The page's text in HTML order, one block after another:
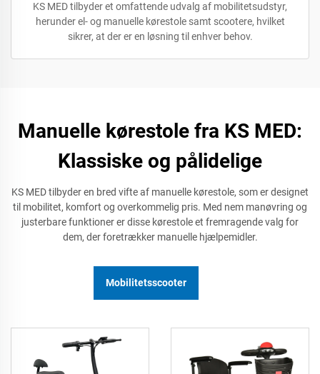
KS MED tilbyder et omfattende udvalg af mobilitetsudstyr,
herunder el- og manuelle kørestole samt scootere, hvilket
sikrer, at der er en løsning til enhver behov.
Manuelle kørestole fra KS MED:
Klassiske og pålidelige
KS MED tilbyder en bred vifte af manuelle kørestole, som er designet
til mobilitet, komfort og overkommelig pris. Med nem manøvring og
justerbare funktioner er disse kørestole et fremragende valg for
dem, der foretrækker manuelle hjælpemidler.
Mobilitetsscooter